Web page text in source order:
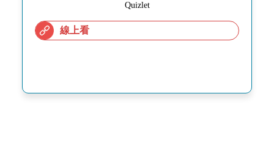
Quizlet
線上看